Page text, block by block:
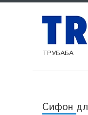
ТРУБАБА
Сифон